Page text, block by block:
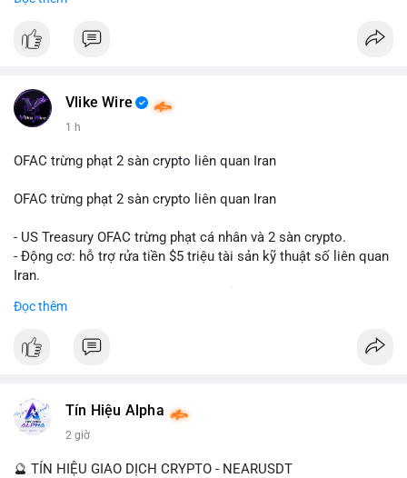
#btcmempool65k
hàng năm (CAGR) ấn tượng lên tới 20,2%.
Điều gì đang thúc đẩy sự tăng trưởng vượt bậc này? Hãy cùng
Vlike Wire
1 h
OFAC trừng phạt 2 sàn crypto liên quan Iran
OFAC trừng phạt 2 sàn crypto liên quan Iran
- US Treasury OFAC trừng phạt cá nhân và 2 sàn crypto.
- Động cơ: hỗ trợ rửa tiền $5 triệu tài sản kỹ thuật số liên quan
Iran.
- Tác động: rủi ro cho thị trường crypto, tăng áp lực pháp lý.
#binancesquare
#vlikevn #titanbot
📰 Nguồn: Cointelegraph
Đọc thêm
Tín Hiệu Alpha
2 giờ
🔮 TÍN HIỆU GIAO DỊCH CRYPTO - NEARUSDT